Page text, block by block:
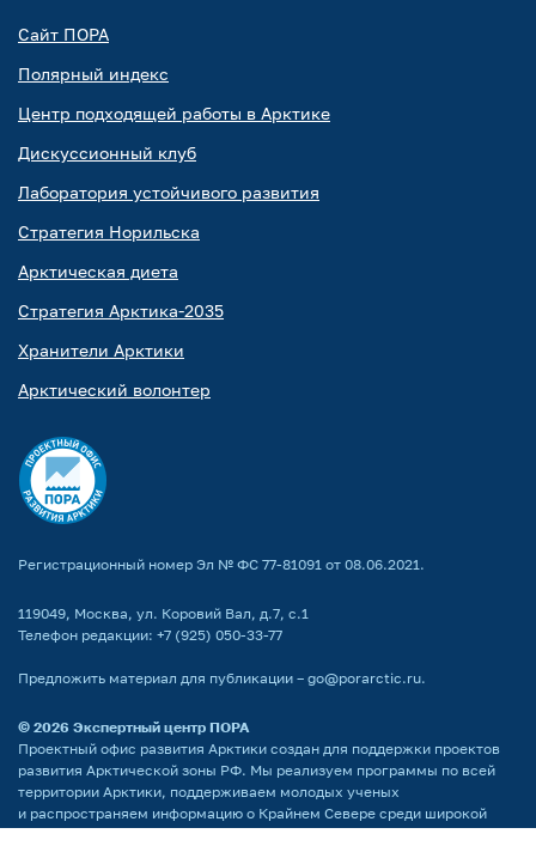
Сайт ПОРА
Полярный индекс
Центр подходящей работы в Арктике
Дискуссионный клуб
Лаборатория устойчивого развития
Стратегия Норильска
Арктическая диета
Стратегия Арктика-2035
Хранители Арктики
Арктический волонтер
Регистрационный номер Эл № ФС 77-81091 от 08.06.2021.
119049, Москва, ул. Коровий Вал, д.7, с.1
Телефон редакции: +7 (925) 050-33-77
Предложить материал для публикации – go@porarctic.ru.
© 2026 Экспертный центр ПОРА
Проектный офис развития Арктики создан для поддержки проектов
развития Арктической зоны РФ. Мы реализуем программы по всей
территории Арктики, поддерживаем молодых ученых
и распространяем информацию о Крайнем Севере среди широкой